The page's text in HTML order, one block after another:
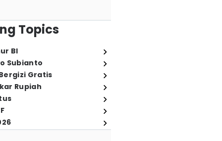
Topics
BI
Subianto
Gratis
Rupiah